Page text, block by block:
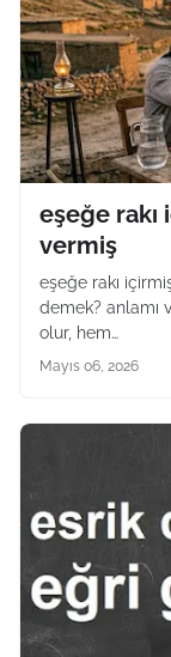
eşeğe
vermiş
eşeğe rakı
demek? anlamı
olur, hem…
Mayıs 06, 2026